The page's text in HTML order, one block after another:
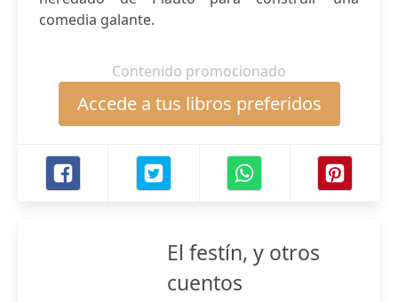
comedia galante.
Contenido promocionado
Accede a tus libros preferidos
El festín, y otros
cuentos